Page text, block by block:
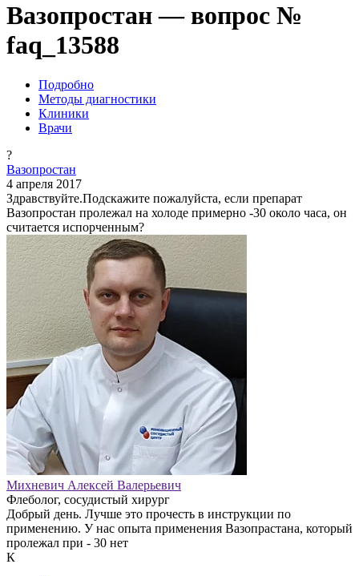
Вазопростан — вопрос №
faq_13588
Подробно
Методы диагностики
Клиники
Врачи
?
Вазопростан
4 апреля 2017
Здравствуйте.Подскажите пожалуйста, если препарат
Вазопростан пролежал на холоде примерно -30 около часа, он
считается испорченным?
Михневич Алексей Валерьевич
Флеболог, сосудистый хирург
Добрый день. Лучше это прочесть в инструкции по
применению. У нас опыта применения Вазопрастана, который
пролежал при - 30 нет
К